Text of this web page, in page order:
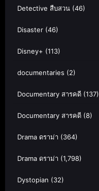
Detective สืบสวน (46)
Disaster (46)
Disney+ (113)
documentaries (2)
Documentary สารคดี (137)
Documentary สารคดี (8)
Drama ดราม่า (364)
Drama ดราม่า (1,798)
Dystopian (32)